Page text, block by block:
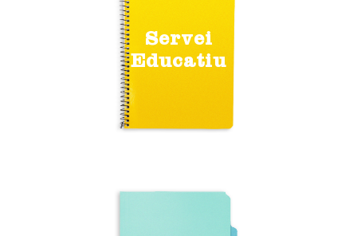
Servei
Educatiu